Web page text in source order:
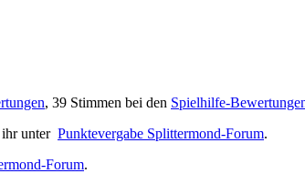
, 39 Stimmen bei den Spielhilfe-
unter Punktevergabe Splittermond-Forum.
Forum.